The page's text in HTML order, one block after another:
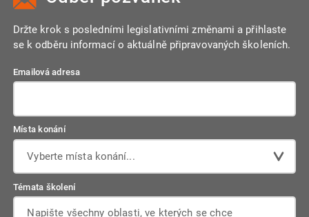
přístupových práv a ochranu proti neoprávněným změnám.
Veškerá manipulace s dokumenty je evidována a smluvně je
zaručena naprostá mlčenlivost a ochrana citlivých informací
Držte krok s posledními legislativními změnami a přihlaste
se k odběru informací o aktuálně připravovaných školeních.
Emailová adresa
Místa konání
Vyberte místa konání...
Témata školení